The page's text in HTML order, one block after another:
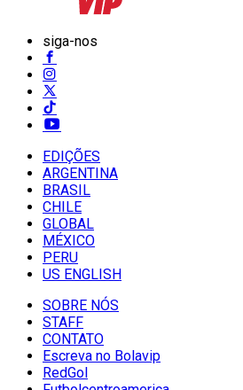
siga-nos
EDIÇÕES
ARGENTINA
BRASIL
CHILE
GLOBAL
MÉXICO
PERU
US ENGLISH
SOBRE NÓS
STAFF
CONTATO
Escreva no Bolavip
RedGol